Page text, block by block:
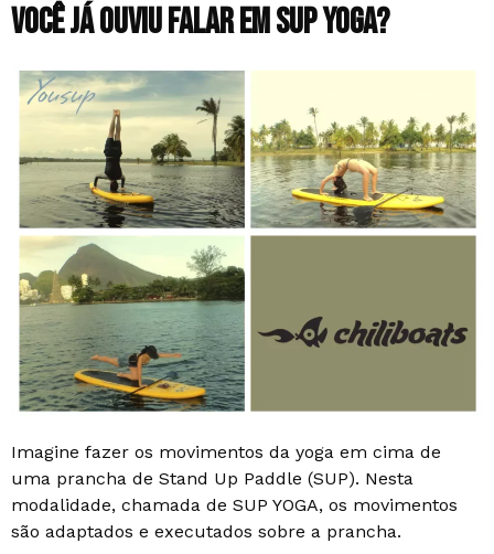
Você já ouviu falar em SUP YOGA?
Imagine fazer os movimentos da yoga em cima de
uma prancha de Stand Up Paddle (SUP). Nesta
modalidade, chamada de SUP YOGA, os movimentos
são adaptados e executados sobre a prancha.